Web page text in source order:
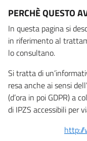
PERCHÈ QUESTO
In questa pagina si
in riferimento al
lo consultano.
Si tratta di
resa anche ai sensi
(d’ora in poi GDPR) a
di IPZS accessibili per